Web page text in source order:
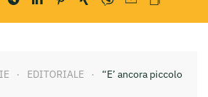
EDITORIALE
“E’ ancora piccolo